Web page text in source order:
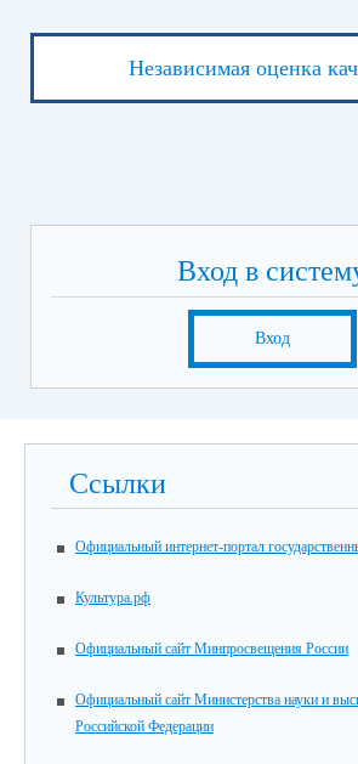
Независимая оценка
Вход в
Вход
Ссылки
Официальный интернет-портал
Культура.рф
Официальный сайт Минпросвещения России
Официальный сайт Министерства науки и
Российской Федерации